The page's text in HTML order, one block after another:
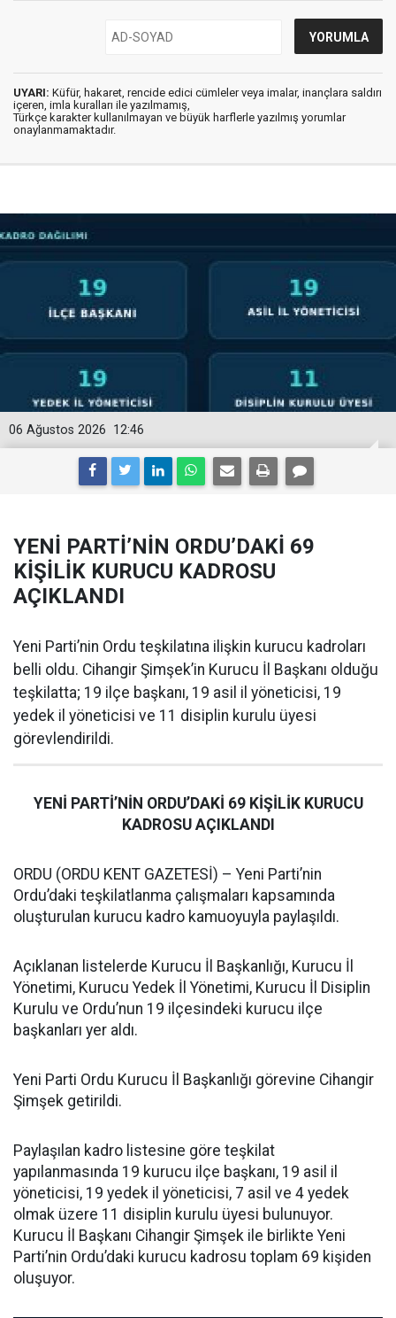
UYARI: Küfür, hakaret, rencide edici cümleler veya imalar, inançlara saldırı
içeren, imla kuralları ile yazılmamış,
Türkçe karakter kullanılmayan ve büyük harflerle yazılmış yorumlar
onaylanmamaktadır.
12:46
06 Ağustos 2026
YENİ PARTİ’NİN ORDU’DAKİ 69
KİŞİLİK KURUCU KADROSU
AÇIKLANDI
Yeni Parti’nin Ordu teşkilatına ilişkin kurucu kadroları
belli oldu. Cihangir Şimşek’in Kurucu İl Başkanı olduğu
teşkilatta; 19 ilçe başkanı, 19 asil il yöneticisi, 19
yedek il yöneticisi ve 11 disiplin kurulu üyesi
görevlendirildi.
YENİ PARTİ’NİN ORDU’DAKİ 69 KİŞİLİK KURUCU
KADROSU AÇIKLANDI
ORDU (ORDU KENT GAZETESİ) – Yeni Parti’nin
Ordu’daki teşkilatlanma çalışmaları kapsamında
oluşturulan kurucu kadro kamuoyuyla paylaşıldı.
Açıklanan listelerde Kurucu İl Başkanlığı, Kurucu İl
Yönetimi, Kurucu Yedek İl Yönetimi, Kurucu İl Disiplin
Kurulu ve Ordu’nun 19 ilçesindeki kurucu ilçe
başkanları yer aldı.
Yeni Parti Ordu Kurucu İl Başkanlığı görevine Cihangir
Şimşek getirildi.
Paylaşılan kadro listesine göre teşkilat
yapılanmasında 19 kurucu ilçe başkanı, 19 asil il
yöneticisi, 19 yedek il yöneticisi, 7 asil ve 4 yedek
olmak üzere 11 disiplin kurulu üyesi bulunuyor.
Kurucu İl Başkanı Cihangir Şimşek ile birlikte Yeni
Parti’nin Ordu’daki kurucu kadrosu toplam 69 kişiden
oluşuyor.